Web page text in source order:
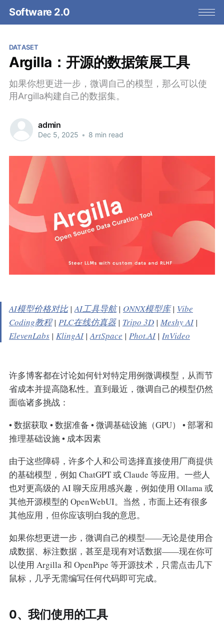
Software 2.0
DATASET
Argilla：开源的数据策展工具
如果你想更进一步，微调自己的模型，那么可以使
用Argilla构建自己的数据集。
admin
Dec 5, 2025 • 8 min read
AI模型价格对比|AI工具导航| ONNX模型库| Vibe
Coding教程| PLC在线仿真器| Tripo 3D| Meshy AI|
ElevenLabs| KlingAI|ArtSpace | Phot.AI| InVideo
许多博客都在讨论如何针对特定用例微调模型，从而节
省成本并提高隐私性。直到最近，微调自己的模型仍然
面临诸多挑战：
• 数据获取 • 数据准备 • 微调基础设施（GPU） • 部署和
推理基础设施 • 成本因素
由于这些障碍，许多个人和公司选择直接使用厂商提供
的基础模型，例如 ChatGPT 或 Claude 等应用。一些人
也对更高级的 AI 聊天应用感兴趣，例如使用 Ollama 或
其他开源模型的 OpenWebUI。当然，市面上还有很多
其他应用，但你应该明白我的意思。
如果你想更进一步，微调自己的模型——无论是使用合
成数据、标注数据，甚至是现有对话数据——现在你可
以使用 Argilla 和 OpenPipe 等开源技术，只需点击几下
鼠标，几乎无需编写任何代码即可完成。
0、我们使用的工具